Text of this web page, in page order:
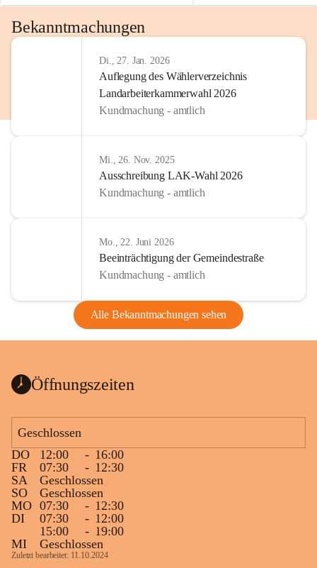
Bekanntmachungen
Di., 27. Jan. 2026
Auflegung des Wählerverzeichnis
Landarbeiterkammerwahl 2026
Kundmachung - amtlich
Mi., 26. Nov. 2025
Ausschreibung LAK-Wahl 2026
Kundmachung - amtlich
Mo., 22. Juni 2026
Beeinträchtigung der Gemeindestraße
Kundmachung - amtlich
Alle Bekanntmachungen sehen
Öffnungszeiten
Geschlossen
DO
12:00 - 16:00
FR
07:30 - 12:30
SA
Geschlossen
SO
Geschlossen
MO 07:30 - 12:30
DI
07:30 - 12:00
15:00
- 19:00
MI
Geschlossen
Zuletzt bearbeitet: 11.10.2024